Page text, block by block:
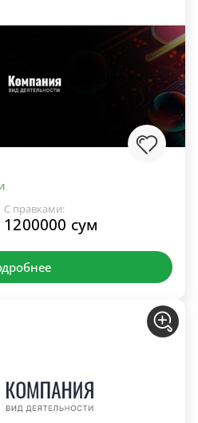
С правками:
1200000 сум